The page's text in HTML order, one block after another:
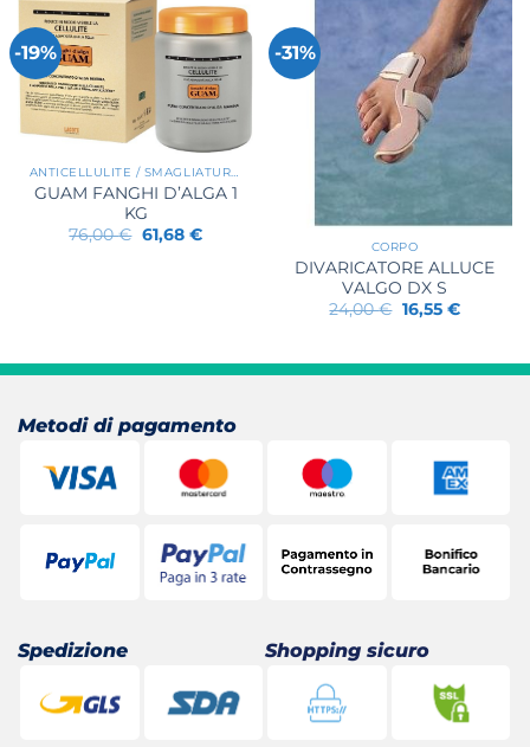
-19%
ANTICELLULITE / SMAGLIATURE / RASSODANTI
GUAM FANGHI D’ALGA 1
KG
76,00€ Il
prezzo
61,68 €Il
-31%
CORPO
DIVARICATORE ALLUCE
VALGO DX S
24,00€ Il
prezzo
24,00 €.
16,55 €Il
16,55 €.
Metodi di pagamento
Spedizione Shopping sicuro